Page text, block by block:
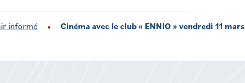
informé Cinéma avec le club « ENNIO » vendredi 11 mars